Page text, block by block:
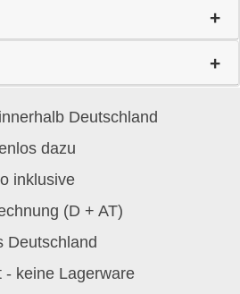
Deutschland
dazu
inklusive
(D + AT)
Deutschland
- keine Lagerware